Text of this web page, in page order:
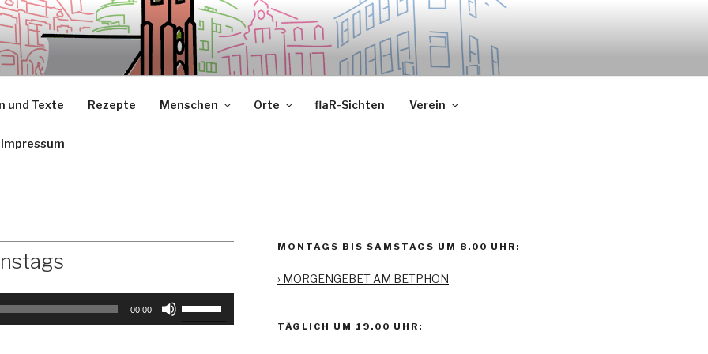
und Texte Rezepte Menschen Orte flaR-Sichten Verein
Impressum
00:00
MONTAGS BIS SAMSTAGS UM 8.00 UHR:
› MORGENGEBET AM BETPHON
TÄGLICH UM 19.00 UHR: